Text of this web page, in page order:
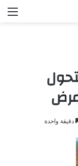
دقيقة واحدة